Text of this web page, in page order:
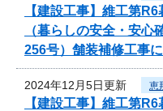
【建設工事】維工第
（暮らしの安全・安心
256号）舗装補修工事
2024年12月5日更新 恵
【建設工事】維工第